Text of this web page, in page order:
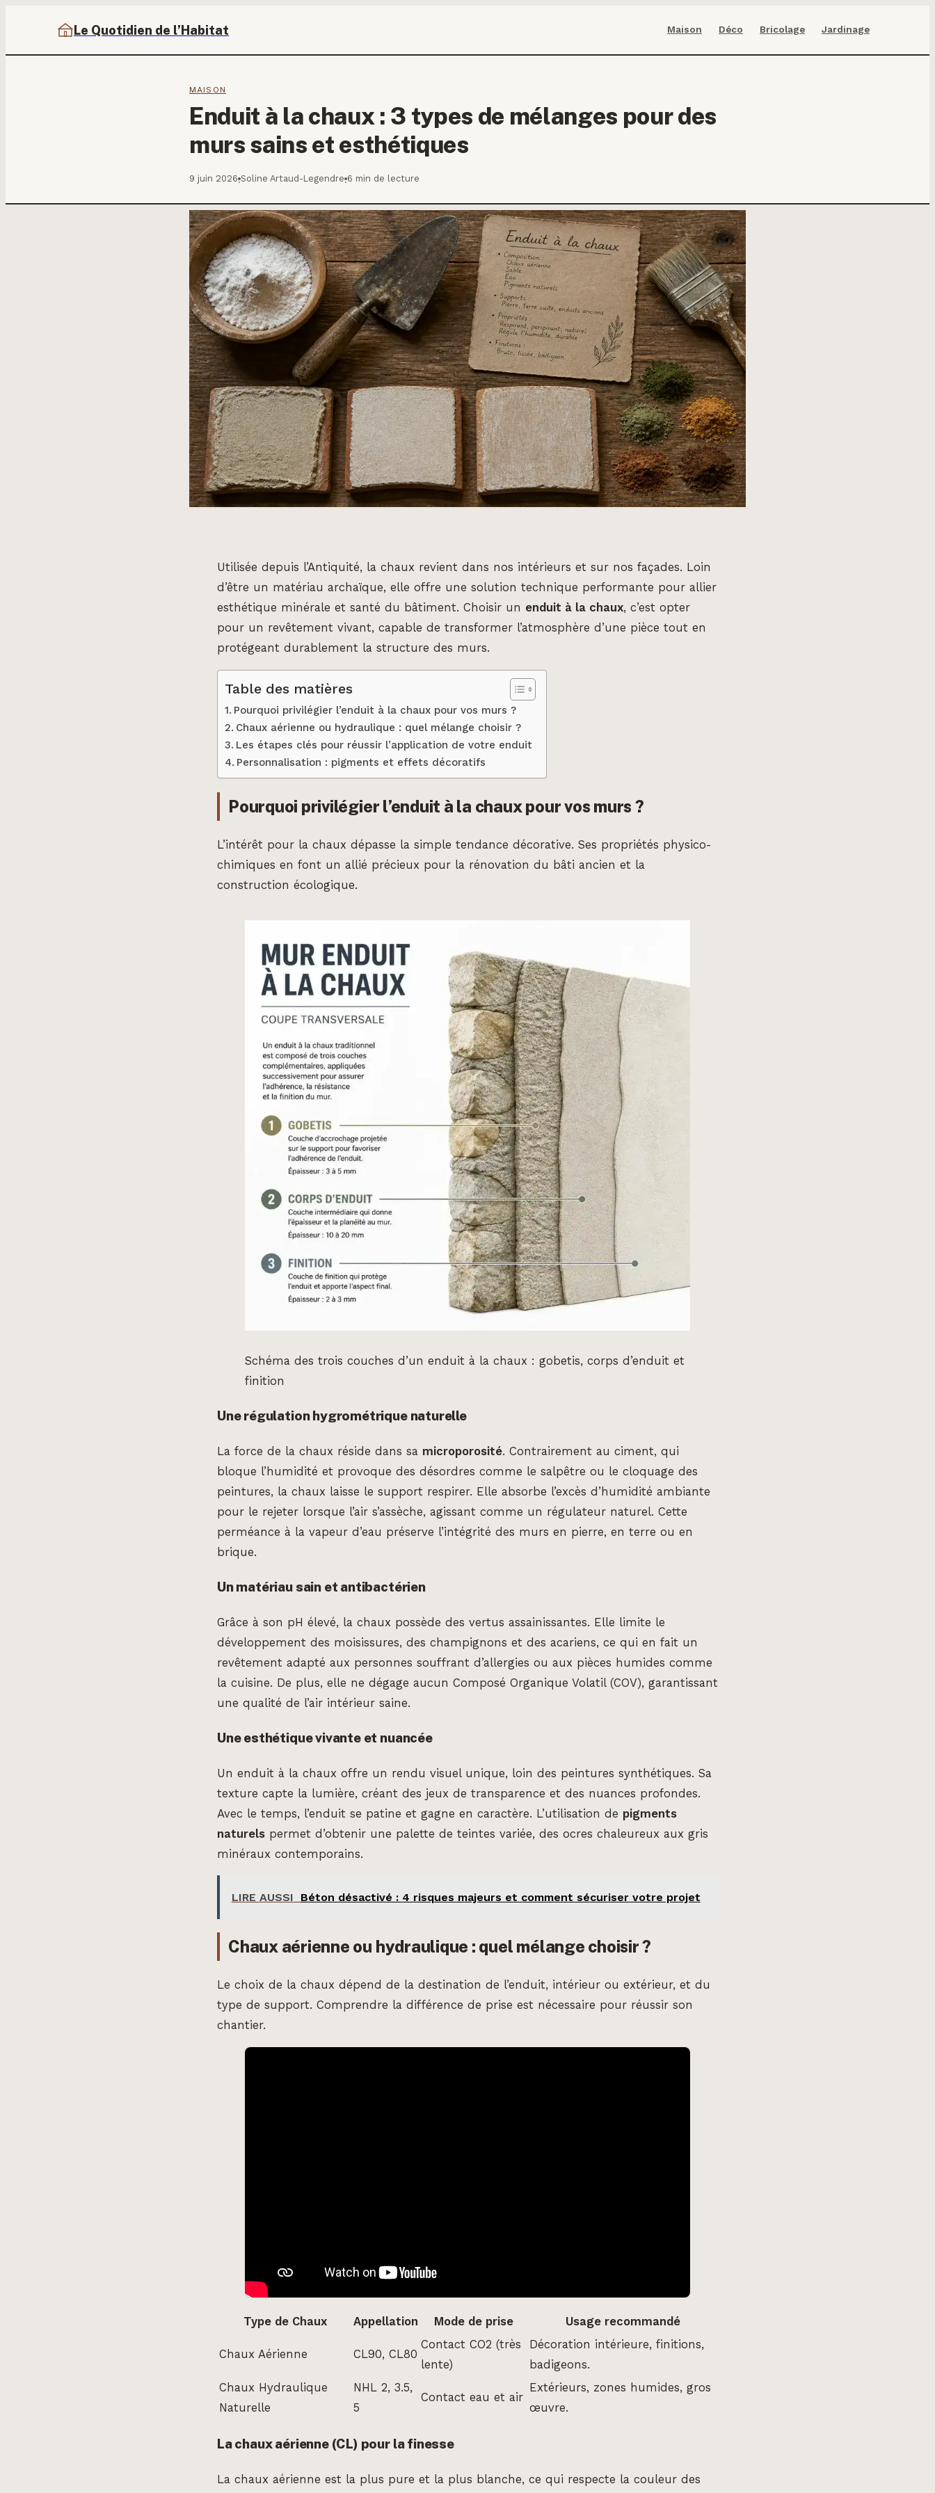
Le Quotidien de l’Habitat Maison Déco Bricolage Jardinage
MAISON
Enduit à la chaux : 3 types de mélanges pour des
murs sains et esthétiques
9 juin 2026·Soline Artaud-Legendre·6 min de lecture
Utilisée depuis l’Antiquité, la chaux revient dans nos intérieurs et sur nos façades. Loin
d’être un matériau archaïque, elle offre une solution technique performante pour allier
esthétique minérale et santé du bâtiment. Choisir un enduit à la chaux, c’est opter
pour un revêtement vivant, capable de transformer l’atmosphère d’une pièce tout en
protégeant durablement la structure des murs.
Table des matières
Pourquoi privilégier l’enduit à la chaux pour vos murs ?
Chaux aérienne ou hydraulique : quel mélange choisir ?
Les étapes clés pour réussir l’application de votre enduit
Personnalisation : pigments et effets décoratifs
Pourquoi privilégier l’enduit à la chaux pour vos murs ?
L’intérêt pour la chaux dépasse la simple tendance décorative. Ses propriétés physico-
chimiques en font un allié précieux pour la rénovation du bâti ancien et la
construction écologique.
Schéma des trois couches d’un enduit à la chaux : gobetis, corps d’enduit et
finition
Une régulation hygrométrique naturelle
La force de la chaux réside dans sa microporosité. Contrairement au ciment, qui
bloque l’humidité et provoque des désordres comme le salpêtre ou le cloquage des
peintures, la chaux laisse le support respirer. Elle absorbe l’excès d’humidité ambiante
pour le rejeter lorsque l’air s’assèche, agissant comme un régulateur naturel. Cette
perméance à la vapeur d’eau préserve l’intégrité des murs en pierre, en terre ou en
brique.
Un matériau sain et antibactérien
Grâce à son pH élevé, la chaux possède des vertus assainissantes. Elle limite le
développement des moisissures, des champignons et des acariens, ce qui en fait un
revêtement adapté aux personnes souffrant d’allergies ou aux pièces humides comme
la cuisine. De plus, elle ne dégage aucun Composé Organique Volatil (COV), garantissant
une qualité de l’air intérieur saine.
Une esthétique vivante et nuancée
Un enduit à la chaux offre un rendu visuel unique, loin des peintures synthétiques. Sa
texture capte la lumière, créant des jeux de transparence et des nuances profondes.
Avec le temps, l’enduit se patine et gagne en caractère. L’utilisation de pigments
naturels permet d’obtenir une palette de teintes variée, des ocres chaleureux aux gris
minéraux contemporains.
LIRE AUSSI Béton désactivé : 4 risques majeurs et comment sécuriser votre projet
Chaux aérienne ou hydraulique : quel mélange choisir ?
Le choix de la chaux dépend de la destination de l’enduit, intérieur ou extérieur, et du
type de support. Comprendre la différence de prise est nécessaire pour réussir son
chantier.
Type de Chaux Appellation Mode de prise Usage recommandé
Chaux Aérienne CL90, CL80
Contact CO2 (très
lente)
Décoration intérieure, finitions,
badigeons.
Chaux Hydraulique
Naturelle
NHL 2, 3.5,
5
Contact eau et air
Extérieurs, zones humides, gros
œuvre.
La chaux aérienne (CL) pour la finesse
La chaux aérienne est la plus pure et la plus blanche, ce qui respecte la couleur des